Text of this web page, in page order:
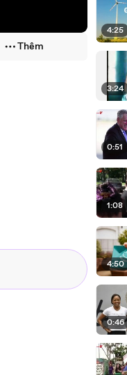
Thêm
4:25
3:24
0:51
1:08
4:50
0:46